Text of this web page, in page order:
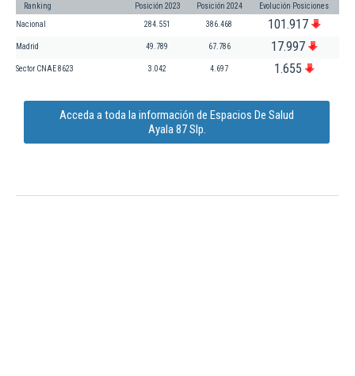
Ranking Posición 2023 Posición 2024 Evolución Posiciones
Nacional 284.551 386.468 101.917
Madrid 49.789 67.786 17.997
Sector CNAE 8623 3.042 4.697 1.655
Acceda a toda la información de Espacios De Salud
Ayala 87 Slp.